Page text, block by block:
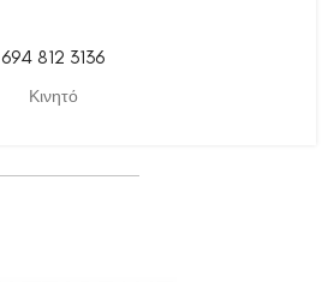
694 812 3136
Κινητό